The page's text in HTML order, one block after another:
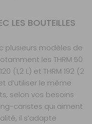
LES BOUTEILLES
plusieurs modèles de
les THRM 50
(1,2 L) et THRM 192 (2
d’utiliser le même
selon vos besoins
caristes qui aiment
il s’adapte